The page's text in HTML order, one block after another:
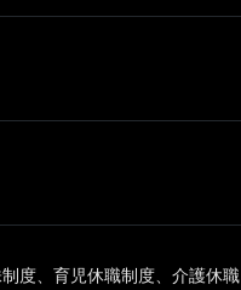
度、育児休職制度、介護休職